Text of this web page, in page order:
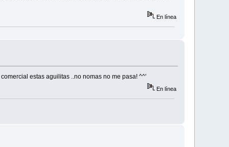
En línea
estas aguilitas ..no nomas no me pasa! ^^'
En línea